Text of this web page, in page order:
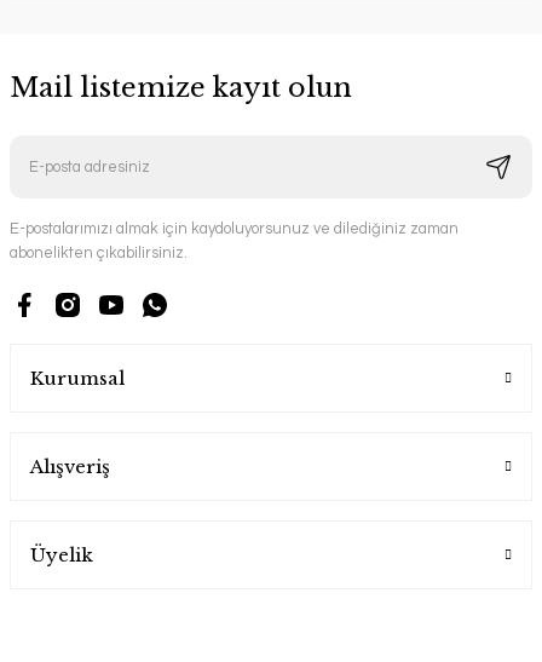
Mail listemize kayıt olun
E-postalarımızı almak için kaydoluyorsunuz ve dilediğiniz zaman
abonelikten çıkabilirsiniz.
Kurumsal
Alışveriş
Üyelik